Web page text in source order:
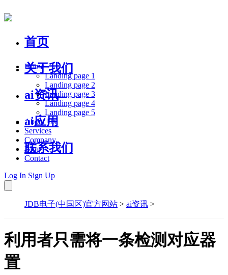
首页
关于我们
ai资讯
ai应用
联系我们
Home
Landing page 1
Landing page 2
Landing page 3
Landing page 4
Landing page 5
About Us
Services
Company
Blog
Contact
Log In Sign Up
JDB电子(中国区)官方网站 > ai资讯 >
利用者只需将一条检测对应器
置